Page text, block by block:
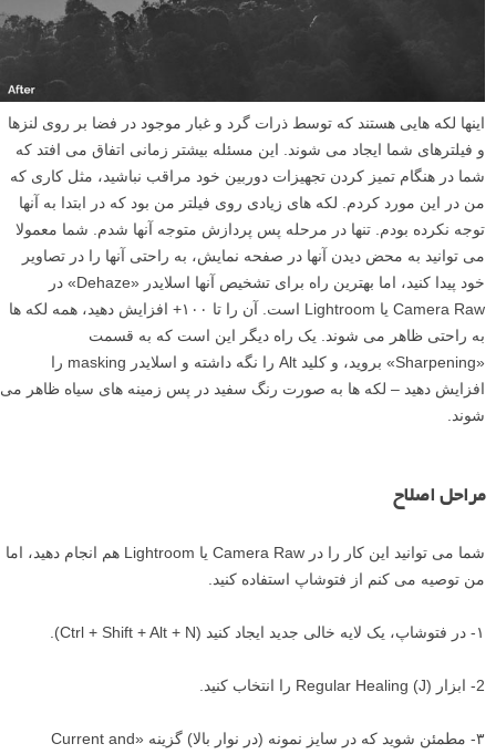
اینها لکه هایی هستند که توسط ذرات گرد و غبار موجود در فضا بر روی لنزها
و فیلترهای شما ایجاد می شوند. این مسئله بیشتر زمانی اتفاق می افتد که
شما در هنگام تمیز کردن تجهیزات دوربین خود مراقب نباشید، مثل کاری که
من در این مورد کردم. لکه های زیادی روی فیلتر من بود که در ابتدا به آنها
توجه نکرده بودم. تنها در مرحله پس پردازش متوجه آنها شدم. شما معمولا
می توانید به محض دیدن آنها در صفحه نمایش، به راحتی آنها را در تصاویر
خود پیدا کنید، اما بهترین راه برای تشخیص آنها اسلایدر «Dehaze» در
Camera Raw یا Lightroom است. آن را تا ۱۰۰+ افزایش دهید، همه لکه ها
به راحتی ظاهر می شوند. یک راه دیگر این است که به قسمت
«Sharpening» بروید، و کلید Alt را نگه داشته و اسلایدر masking را
افزایش دهید – لکه ها به صورت رنگ سفید در پس زمینه های سیاه ظاهر می
شوند.
مراحل اصلاح
شما می توانید این کار را در Camera Raw یا Lightroom هم انجام دهید، اما
من توصیه می کنم از فتوشاپ استفاده کنید.
۱- در فتوشاپ، یک لایه خالی جدید ایجاد کنید (Ctrl + Shift + Alt + N).
2- ابزار Regular Healing (J) را انتخاب کنید.
۳- مطمئن شوید که در سایز نمونه (در نوار بالا) گزینه «Current and